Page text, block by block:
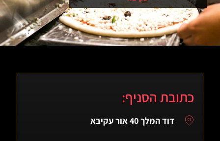
כתובת הסניף:
דוד המלך 40 אור עקיבא